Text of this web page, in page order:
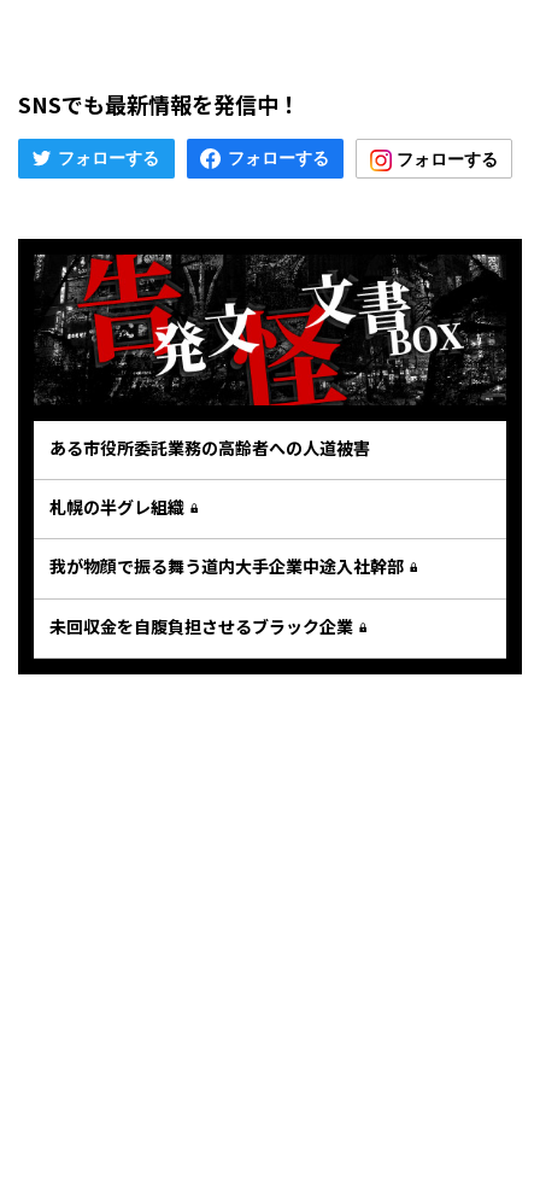
SNSでも最新情報を発信中！
ある市役所委託業務の高齢者への人道被害
札幌の半グレ組織
我が物顔で振る舞う道内大手企業中途入社幹部
未回収金を自腹負担させるブラック企業